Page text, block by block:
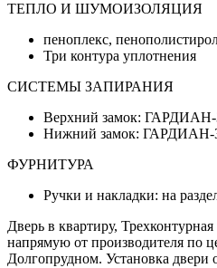
ТЕПЛО И ШУМОИЗОЛЯЦИЯ
пеноплекс,
Три контура уплотнения
СИСТЕМЫ ЗАПИРАНИЯ
Верхний замок: ГАРДИАН-
Нижний замок: ГАРДИАН-
ФУРНИТУРА
Ручки и накладки: на
Дверь в квартиру,
напрямую от производителя по
Долгопрудном. Установка двери